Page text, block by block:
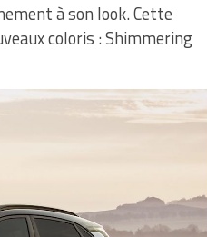
à son look. Cette
coloris : Shimmering